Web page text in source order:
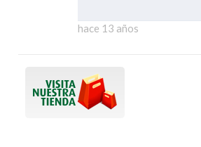
hace 13 años